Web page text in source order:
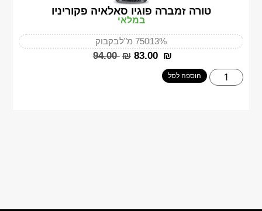
טורה זמברה פוגיו סאלאיה פקוריניו
במלאי
13%750 מ"ל בקבוק
‎94.00 ₪ ‎83.00 ₪
הוספה לסל